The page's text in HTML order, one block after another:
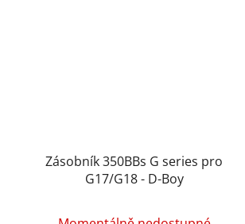
Zásobník 350BBs G series pro
G17/G18 - D-Boy